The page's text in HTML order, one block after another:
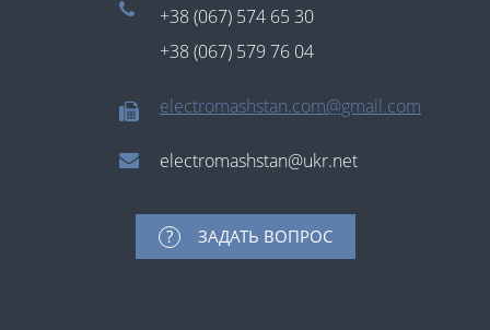
+38 (067) 574 65 30
+38 (067) 579 76 04
electromashstan.com@gmail.com
electromashstan@ukr.net
ЗАДАТЬ ВОПРОС